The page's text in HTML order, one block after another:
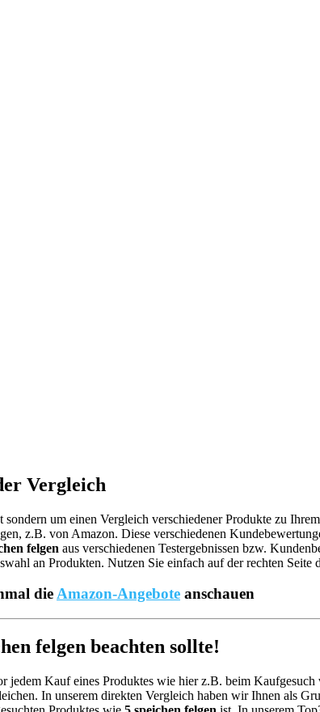
Vergleich
um einen Vergleich verschiedener Produkte zu
z.B. von Amazon. Diese verschiedenen
felgen aus verschiedenen Testergebnissen bzw.
an Produkten. Nutzen Sie einfach auf der rechten Seite
dieAmazon-Angebote anschauen
felgen beachten sollte!
jedem Kauf eines Produktes wie hier z.B. beim Kaufgesuch
In unserem direkten Vergleich haben wir Ihnen als